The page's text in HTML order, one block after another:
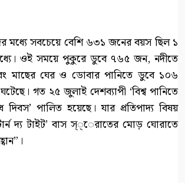
মধ্যে সবচেয়ে বেশি ৬৩১ জনের বয়স ছিল ১
ওই সময়ে পুকুরে ডুবে ৭৬৫ জন, নদীতে
মাছের ঘের ও ডোবার পানিতে ডুবে ১০৬
গত ২৫ জুলাই দেশব্যাপী ‘বিশ্ব পানিতে
পালিত হয়েছে। যার প্রতিপাদ্য বিষয়
দ্য টাইট’ বাস স্্েরাতের মোড় ঘোরাতে